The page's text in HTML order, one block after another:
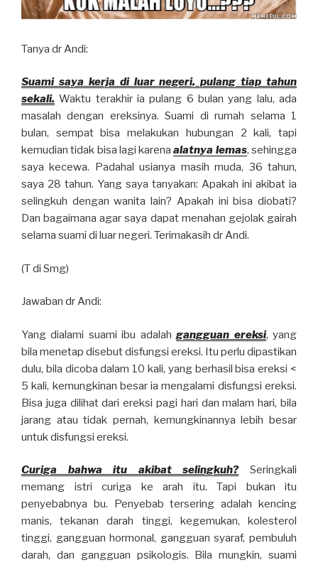
Tanya dr Andi:
Suami saya kerja di luar negeri, pulang tiap tahun
sekali. Waktu terakhir ia pulang 6 bulan yang lalu, ada
masalah dengan ereksinya. Suami di rumah selama 1
bulan, sempat bisa melakukan hubungan 2 kali, tapi
kemudian tidak bisa lagi karenaalatnya lemas, sehingga
saya kecewa. Padahal usianya masih muda, 36 tahun,
saya 28 tahun. Yang saya tanyakan: Apakah ini akibat ia
selingkuh dengan wanita lain? Apakah ini bisa diobati?
Dan bagaimana agar saya dapat menahan gejolak gairah
selama suami di luar negeri. Terimakasih dr Andi.
(T di Smg)
Jawaban dr Andi:
Yang dialami suami ibu adalahgangguan ereksi, yang
bila menetap disebut disfungsi ereksi. Itu perlu dipastikan
dulu, bila dicoba dalam 10 kali, yang berhasil bisa ereksi <
5 kali, kemungkinan besar ia mengalami disfungsi ereksi.
Bisa juga dilihat dari ereksi pagi hari dan malam hari, bila
jarang atau tidak pernah, kemungkinannya lebih besar
untuk disfungsi ereksi.
Curiga bahwa itu akibat selingkuh?Seringkali
memang istri curiga ke arah itu. Tapi bukan itu
penyebabnya bu. Penyebab tersering adalah kencing
manis, tekanan darah tinggi, kegemukan, kolesterol
tinggi, gangguan hormonal, gangguan syaraf, pembuluh
darah, dan gangguan psikologis. Bila mungkin, suami